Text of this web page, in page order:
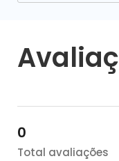
0
Total avaliações